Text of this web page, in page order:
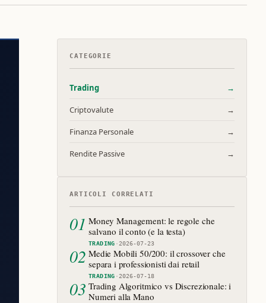
CATEGORIE
Trading →
Criptovalute →
Finanza Personale →
Rendite Passive →
ARTICOLI CORRELATI
01 Money Management: le regole che
salvano il conto (e la testa)
TRADING ·2026-07-23
02 Medie Mobili 50/200: il crossover che
separa i professionisti dai retail
TRADING ·2026-07-18
03 Trading Algoritmico vs Discrezionale: i
Numeri alla Mano